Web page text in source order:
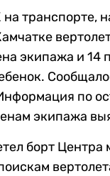
на транспорте,
экипажа и 14
по
экипажа
борт